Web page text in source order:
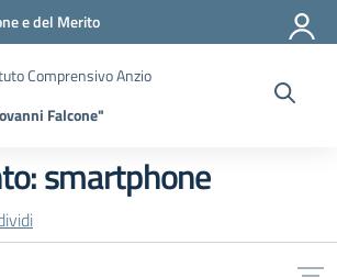
e del Merito
Comprensivo Anzio
Falcone"
smartphone